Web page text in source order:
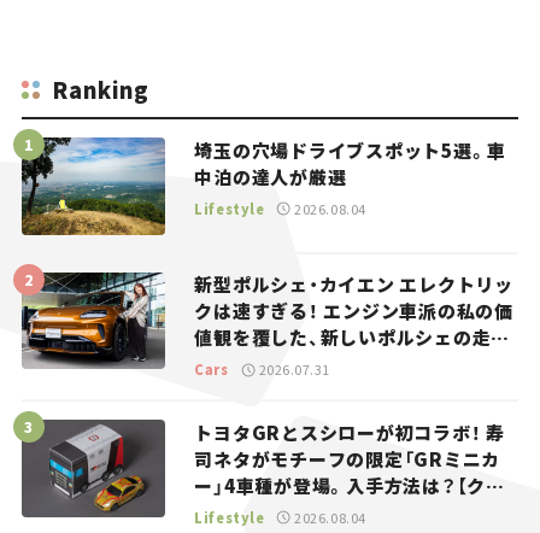
Ranking
埼玉の穴場ドライブスポット5選。車
中泊の達人が厳選
Lifestyle 2026.08.04
新型ポルシェ・カイエン エレクトリッ
クは速すぎる！ エンジン車派の私の価
値観を覆した、新しいポルシェの走
り。
Cars 2026.07.31
トヨタGRとスシローが初コラボ！ 寿
司ネタがモチーフの限定「GRミニカ
ー」4車種が登場。入手方法は？【クル
マとホビー】
Lifestyle 2026.08.04